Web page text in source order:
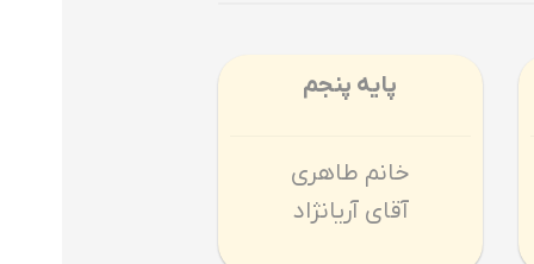
پایه پنجم
خانم طاهری
آقای آریانژاد